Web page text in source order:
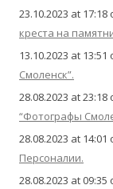
23.10.2023 at 17:18
креста на
13.10.2023 at 13:51
Смоленск”.
28.08.2023 at 23:18
“Фотографы
28.08.2023 at 14:01
Персоналии.
28.08.2023 at 09:35